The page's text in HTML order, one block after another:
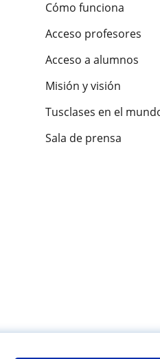
Cómo funciona
Acceso profesores
Acceso a alumnos
Misión y visión
Tusclases en el
Sala de prensa